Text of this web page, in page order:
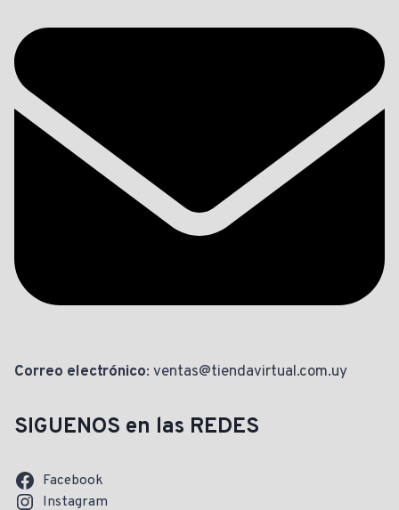
Correo electrónico: ventas@tiendavirtual.com.uy
SIGUENOS en las REDES
Facebook
Instagram